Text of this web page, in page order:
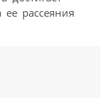
рассеяния